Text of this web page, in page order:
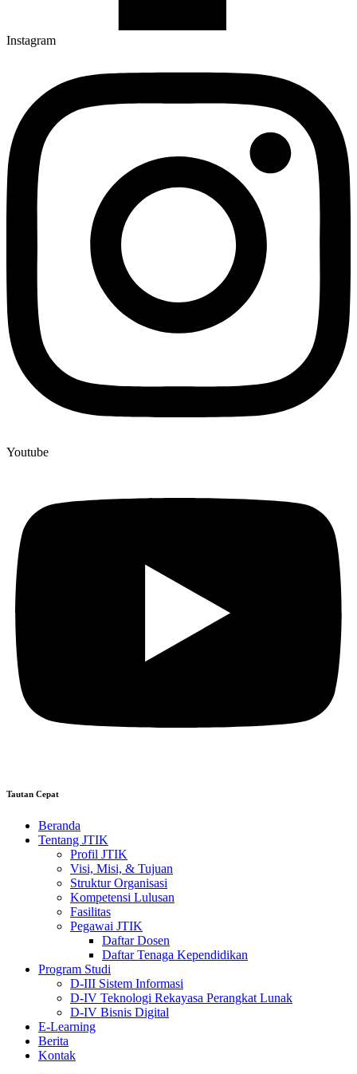
Instagram
Youtube
Tautan Cepat
Beranda
Tentang JTIK
Profil JTIK
Visi, Misi, & Tujuan
Struktur Organisasi
Kompetensi Lulusan
Fasilitas
Pegawai JTIK
Daftar Dosen
Daftar Tenaga Kependidikan
Program Studi
D-III Sistem Informasi
D-IV Teknologi Rekayasa Perangkat Lunak
D-IV Bisnis Digital
E-Learning
Berita
Kontak